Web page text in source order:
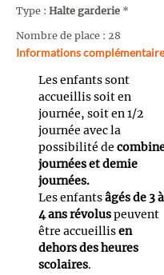
Type : Halte garderie *
Nombre de place : 28
Informations
Les enfants sont
accueillis soit en
journée, soit en 1/2
journée avec la
possibilité de
journées et demie
journées.
Les enfantsâgés de 3 à
4 ans révoluspeuvent
être accueillisen
dehors des heures
scolaires.